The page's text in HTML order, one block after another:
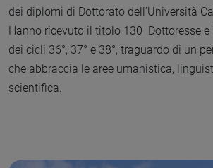
dei diplomi di Dottorato dell’Università
Hanno ricevuto il titolo 130 Dottoresse e
dei cicli 36°, 37° e 38°, traguardo di un
che abbraccia le aree umanistica,
scientifica.